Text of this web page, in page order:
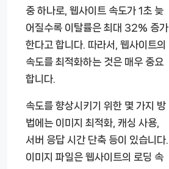
중 하나로, 웹사이트 속도가 1초 늦
어질수록 이탈률은 최대 32% 증가
한다고 합니다. 따라서, 웹사이트의
속도를 최적화하는 것은 매우 중요
합니다.
속도를 향상시키기 위한 몇 가지 방
법에는 이미지 최적화, 캐싱 사용,
서버 응답 시간 단축 등이 있습니다.
이미지 파일은 웹사이트의 로딩 속